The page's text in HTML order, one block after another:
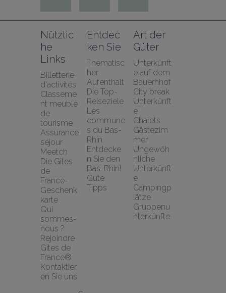
Nützlic
he
Links
Billetterie
d'activités
Classeme
nt meublé
de
tourisme
Assurance
séjour
Meetch
Die Gîtes
de
France-
Geschenk
karte
Qui
sommes-
nous ?
Rejoindre
Gîtes de
France®
Kontaktier
en Sie uns
Entdec
ken Sie
Thematisc
her
Aufenthalt
Die Top-
Reiseziele
Les
commune
s du Bas-
Rhin
Entdecke
n Sie den
Bas-Rhin!
Gute
Tipps
Art der
Güter
Unterkünft
e auf dem
Bauernhof
City break
Unterkünft
e
Chalets
Gästezim
mer
Ungewöh
nliche
Unterkünft
e
Campingp
lätze
Gruppenu
nterkünfte